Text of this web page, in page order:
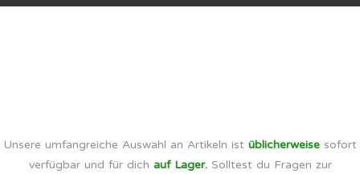
Unsere umfangreiche Auswahl an Artikeln ist üblicherweise sofort
verfügbar und für dich auf Lager.Solltest du Fragen zur